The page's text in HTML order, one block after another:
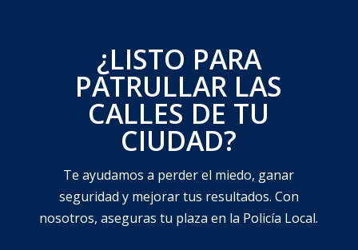
¿LISTO PARA
PATRULLAR LAS
CALLES DE TU
CIUDAD?
Te ayudamos a perder el miedo, ganar
seguridad y mejorar tus resultados. Con
nosotros, aseguras tu plaza en la Policía Local.